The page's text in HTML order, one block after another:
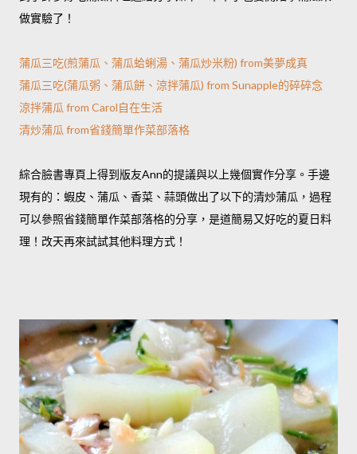
做實驗了！
蒲瓜三吃(煎蒲瓜、蒲瓜蛤蜊湯、蒲瓜炒米粉) from美夢成真
蒲瓜三吃(蒲瓜粥、蒲瓜餅、涼拌蒲瓜) from Sunapple的碎碎念
涼拌蒲瓜 from Carol自在生活
清炒蒲瓜 from省錢簡單作菜部落格
綜合臉書專頁上得到版友Ann的提議與以上幾個實作分享。手邊
現有的：蝦皮、蒲瓜、香菜、蒜頭做出了以下的清炒蒲瓜，過程
可以參照省錢簡單作菜部落格的分享，是道簡易又好吃的夏日料
理！改天再來試試其他料理方式！